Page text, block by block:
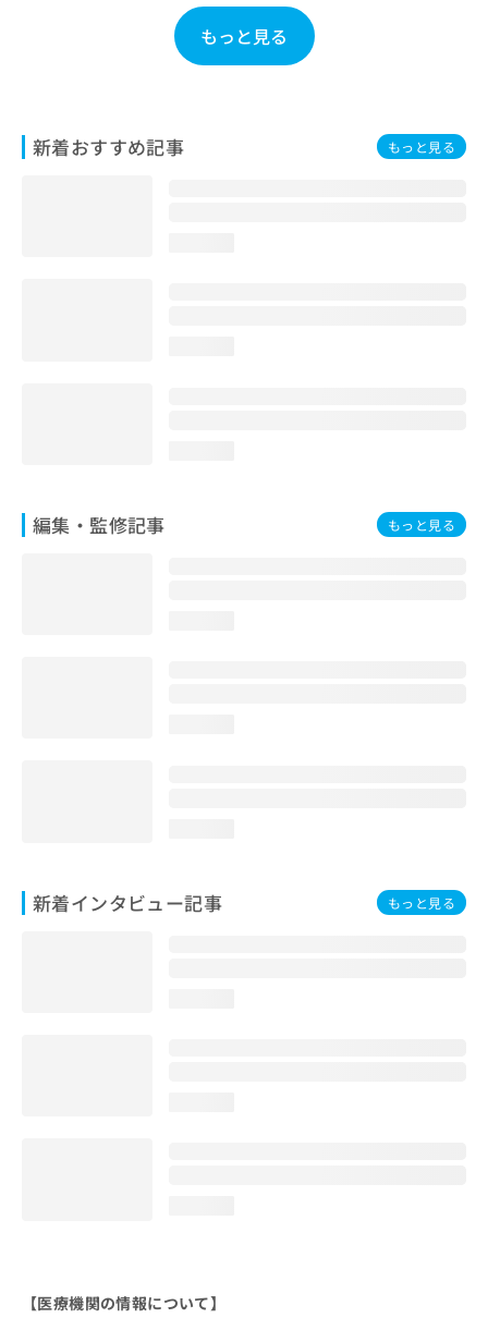
もっと見る
新着おすすめ記事 もっと見る
編集・監修記事 もっと見る
新着インタビュー記事 もっと見る
は
【医療機関の情報について】